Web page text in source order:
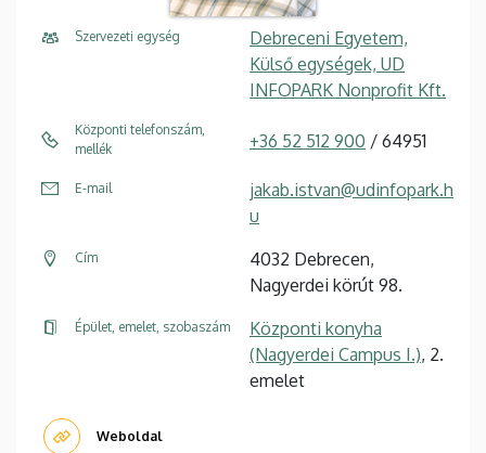
Szervezeti egység
Debreceni Egyetem,
Külső egységek, UD
INFOPARK Nonprofit Kft.
Központi telefonszám,
mellék
+36 52 512 900 / 64951
E-mail
jakab.istvan@udinfopark.h
u
Cím
4032 Debrecen,
Nagyerdei körút 98.
Épület, emelet, szobaszám
Központi konyha
(Nagyerdei Campus I.), 2.
emelet
Weboldal